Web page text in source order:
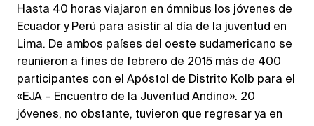
Hasta 40 horas viajaron en ómnibus los jóvenes de
Ecuador y Perú para asistir al día de la juventud en
Lima. De ambos países del oeste sudamericano se
reunieron a fines de febrero de 2015 más de 400
participantes con el Apóstol de Distrito Kolb para el
«EJA – Encuentro de la Juventud Andino». 20
jóvenes, no obstante, tuvieron que regresar ya en